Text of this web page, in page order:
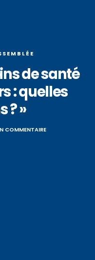
de santé
: quelles
? »
COMMENTAIRE